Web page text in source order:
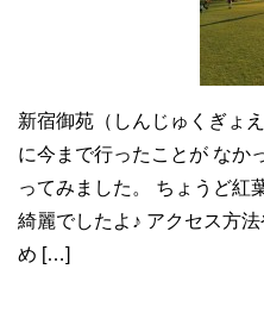
新宿御苑（しんじゅくぎょ
に今まで行ったことが なか
ってみました。 ちょうど紅
綺麗でしたよ♪ アクセス方
め […]